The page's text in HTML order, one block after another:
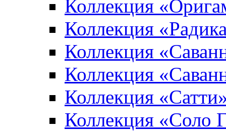
Коллекция
Коллекция
Коллекция
Коллекция
Коллекция
Коллекция «Соло